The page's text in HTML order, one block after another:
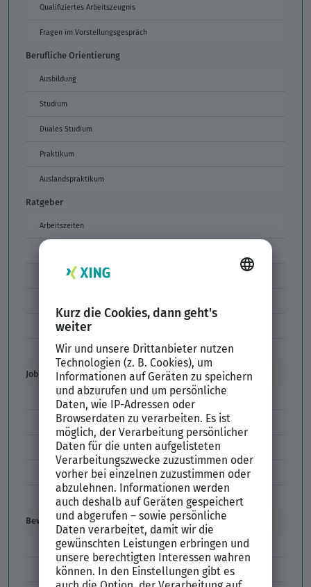
Qualifiziertes Arbeitszeugnis
Fragen im Vorstellungsgespräch
Berufliche Orientierung
Ausbildung
Studium
Duales Studium
Praktikum
Auslandspraktikum
Ratgeber
Arbeitszeiten
Formulierungen im Arbeitszeugnis
Unbefristeter Arbeitsvertrag
Der XING Bewerbungsratgeber
Job & Karriere
Arbeitsvertrag
Codes im Arbeitszeugnis
Kündigung
Einstiegsgehalt
Gehaltswunsch
Bewerbung
E-Mail-Bewerbung
Anlagen und Zeugnisse